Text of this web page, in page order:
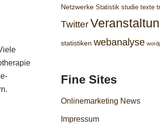
Netzwerke Statistik studie texte
Twitter
statistiken webanalyse
Fine Sites
Onlinemarketing News
Impressum